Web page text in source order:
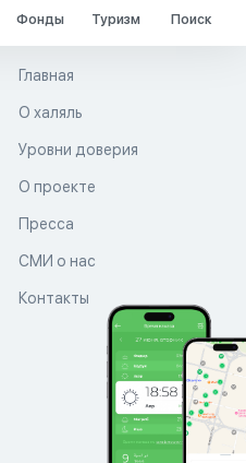
Фонды Туризм Поиск
Главная
О халяль
Уровни доверия
О проекте
Пресса
СМИ о нас
Контакты